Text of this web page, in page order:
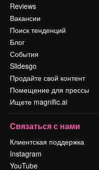
Reviews
Вакансии
Поиск тенденций
Блог
События
Slidesgo
Продайте свой контент
Помещение для прессы
Ищете magnific.ai
Связаться с нами
Клиентская поддержка
Instagram
YouTube